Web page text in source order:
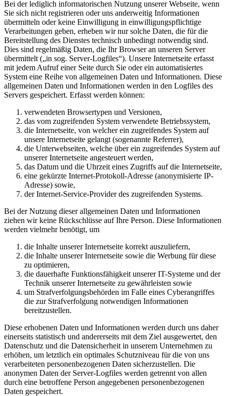
Bei der lediglich informatorischen Nutzung unserer Webseite, wenn
Sie sich nicht registrieren oder uns anderweitig Informationen
übermitteln oder keine Einwilligung in einwilligungspflichtige
Verarbeitungen geben, erheben wir nur solche Daten, die für die
Bereitstellung des Dienstes technisch unbedingt notwendig sind.
Dies sind regelmäßig Daten, die Ihr Browser an unseren Server
übermittelt („in sog. Server-Logfiles“). Unsere Internetseite erfasst
mit jedem Aufruf einer Seite durch Sie oder ein automatisiertes
System eine Reihe von allgemeinen Daten und Informationen. Diese
allgemeinen Daten und Informationen werden in den Logfiles des
Servers gespeichert. Erfasst werden können:
verwendeten Browsertypen und Versionen,
das vom zugreifenden System verwendete Betriebssystem,
die Internetseite, von welcher ein zugreifendes System auf
unsere Internetseite gelangt (sogenannte Referrer),
die Unterwebseiten, welche über ein zugreifendes System auf
unserer Internetseite angesteuert werden,
das Datum und die Uhrzeit eines Zugriffs auf die Internetseite,
eine gekürzte Internet-Protokoll-Adresse (anonymisierte IP-
Adresse) sowie,
der Internet-Service-Provider des zugreifenden Systems.
Bei der Nutzung dieser allgemeinen Daten und Informationen
ziehen wir keine Rückschlüsse auf Ihre Person. Diese Informationen
werden vielmehr benötigt, um
die Inhalte unserer Internetseite korrekt auszuliefern,
die Inhalte unserer Internetseite sowie die Werbung für diese
zu optimieren,
die dauerhafte Funktionsfähigkeit unserer IT-Systeme und der
Technik unserer Internetseite zu gewährleisten sowie
um Strafverfolgungsbehörden im Falle eines Cyberangriffes
die zur Strafverfolgung notwendigen Informationen
bereitzustellen.
Diese erhobenen Daten und Informationen werden durch uns daher
einerseits statistisch und andererseits mit dem Ziel ausgewertet, den
Datenschutz und die Datensicherheit in unserem Unternehmen zu
erhöhen, um letztlich ein optimales Schutzniveau für die von uns
verarbeiteten personenbezogenen Daten sicherzustellen. Die
anonymen Daten der Server-Logfiles werden getrennt von allen
durch eine betroffene Person angegebenen personenbezogenen
Daten gespeichert.